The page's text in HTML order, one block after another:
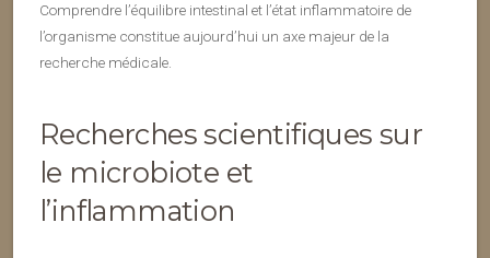
Comprendre l’équilibre intestinal et l’état inflammatoire de
l’organisme constitue aujourd’hui un axe majeur de la
recherche médicale.
Recherches scientifiques sur
le microbiote et
l’inflammation